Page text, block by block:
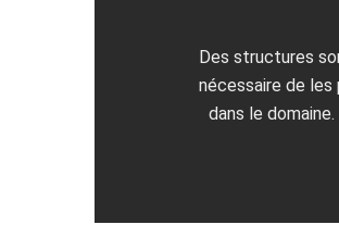
Des structures
nécessaire de
dans le